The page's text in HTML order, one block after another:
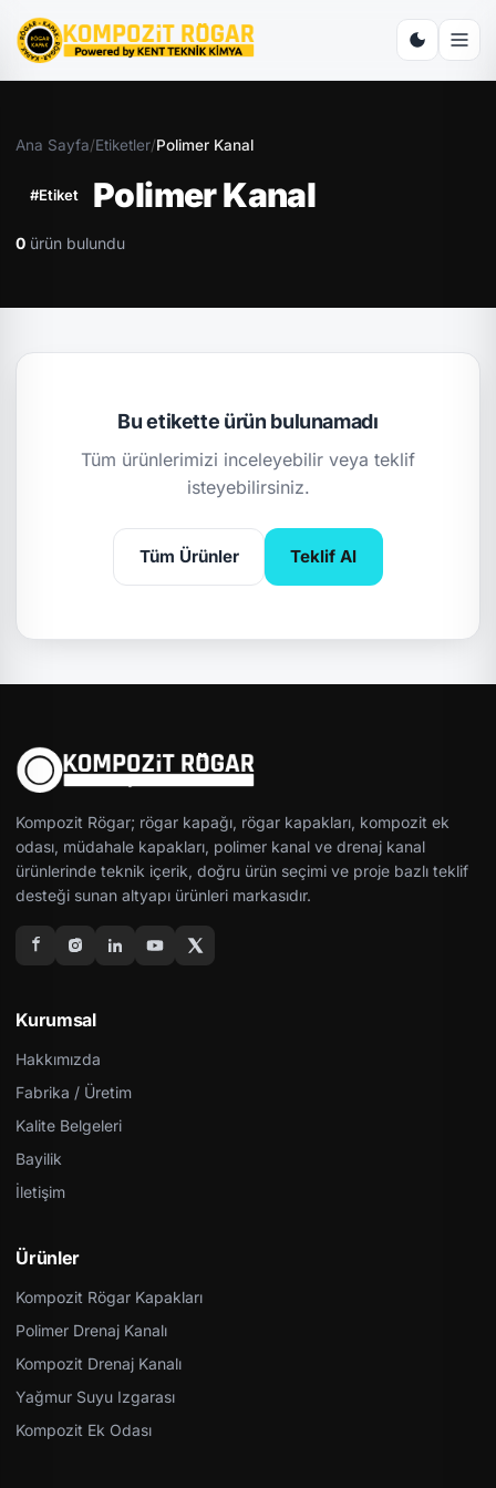
Ana Sayfa/Etiketler/Polimer Kanal
#Etiket Polimer Kanal
0 ürün bulundu
Bu etikette ürün bulunamadı
Tüm ürünlerimizi inceleyebilir veya teklif
isteyebilirsiniz.
Tüm Ürünler Teklif Al
Kompozit Rögar; rögar kapağı, rögar kapakları, kompozit ek
odası, müdahale kapakları, polimer kanal ve drenaj kanal
ürünlerinde teknik içerik, doğru ürün seçimi ve proje bazlı teklif
desteği sunan altyapı ürünleri markasıdır.
Kurumsal
Hakkımızda
Fabrika / Üretim
Kalite Belgeleri
Bayilik
İletişim
Ürünler
Kompozit Rögar Kapakları
Polimer Drenaj Kanalı
Kompozit Drenaj Kanalı
Yağmur Suyu Izgarası
Kompozit Ek Odası